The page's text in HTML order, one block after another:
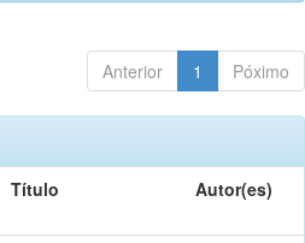
Anterior 1 Póximo
Título Autor(es)